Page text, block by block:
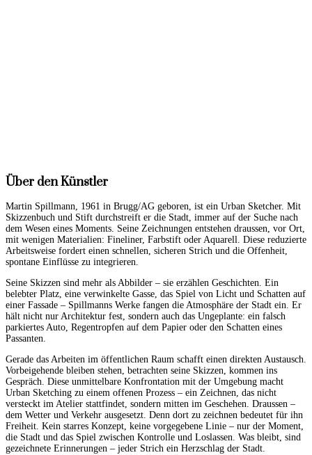
Über den Künstler
Martin Spillmann, 1961 in Brugg/AG geboren, ist ein Urban Sketcher. Mit
Skizzenbuch und Stift durchstreift er die Stadt, immer auf der Suche nach
dem Wesen eines Moments. Seine Zeichnungen entstehen draussen, vor Ort,
mit wenigen Materialien: Fineliner, Farbstift oder Aquarell. Diese reduzierte
Arbeitsweise fordert einen schnellen, sicheren Strich und die Offenheit,
spontane Einflüsse zu integrieren.
Seine Skizzen sind mehr als Abbilder – sie erzählen Geschichten. Ein
belebter Platz, eine verwinkelte Gasse, das Spiel von Licht und Schatten auf
einer Fassade – Spillmanns Werke fangen die Atmosphäre der Stadt ein. Er
hält nicht nur Architektur fest, sondern auch das Ungeplante: ein falsch
parkiertes Auto, Regentropfen auf dem Papier oder den Schatten eines
Passanten.
Gerade das Arbeiten im öffentlichen Raum schafft einen direkten Austausch.
Vorbeigehende bleiben stehen, betrachten seine Skizzen, kommen ins
Gespräch. Diese unmittelbare Konfrontation mit der Umgebung macht
Urban Sketching zu einem offenen Prozess – ein Zeichnen, das nicht
versteckt im Atelier stattfindet, sondern mitten im Geschehen. Draussen –
dem Wetter und Verkehr ausgesetzt. Denn dort zu zeichnen bedeutet für ihn
Freiheit. Kein starres Konzept, keine vorgegebene Linie – nur der Moment,
die Stadt und das Spiel zwischen Kontrolle und Loslassen. Was bleibt, sind
gezeichnete Erinnerungen – jeder Strich ein Herzschlag der Stadt.